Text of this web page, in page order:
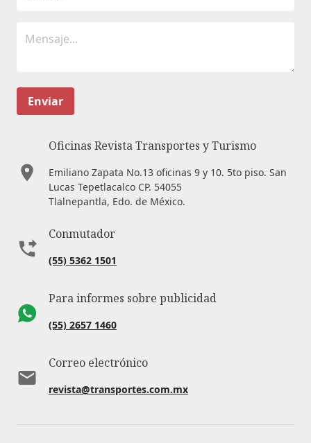
Enviar
Oficinas Revista Transportes y Turismo
Emiliano Zapata No.13 oficinas 9 y 10. 5to piso. San
Lucas Tepetlacalco CP. 54055
Tlalnepantla, Edo. de México.
Conmutador
(55) 5362 1501
Para informes sobre publicidad
(55) 2657 1460
Correo electrónico
revista@transportes.com.mx